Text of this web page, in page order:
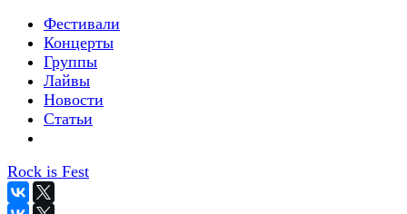
Фестивали
Концерты
Группы
Лайвы
Новости
Статьи
Rock is Fest